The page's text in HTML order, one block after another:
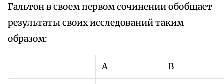
Гальтон в своем первом сочинении обобщает
результаты своих исследований таким
образом:
А В